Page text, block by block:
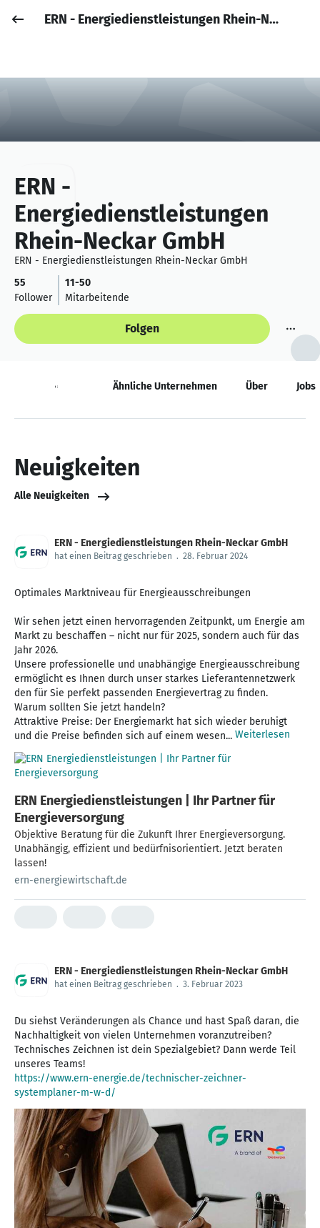
Anmelden
Job posten
ERN - Energiedienstleistungen Rhein-Neckar GmbH
ERN -
Energiedienstleistungen
Rhein-Neckar GmbH
ERN - Energiedienstleistungen Rhein-Neckar GmbH
55
Follower
11-50
Mitarbeitende
Folgen
Neuigkeiten Ähnliche Unternehmen Über Jobs
Neuigkeiten
Alle Neuigkeiten
ERN - Energiedienstleistungen Rhein-Neckar GmbH
hat einen Beitrag geschrieben . 28. Februar 2024
Optimales Marktniveau für Energieausschreibungen
Wir sehen jetzt einen hervorragenden Zeitpunkt, um Energie am
Markt zu beschaffen – nicht nur für 2025, sondern auch für das
Jahr 2026.
Unsere professionelle und unabhängige Energieausschreibung
ermöglicht es Ihnen durch unser starkes Lieferantennetzwerk
den für Sie perfekt passenden Energievertrag zu finden.
Warum sollten Sie jetzt handeln?
Attraktive Preise: Der Energiemarkt hat sich wieder beruhigt
und die Preise befinden sich auf einem wesen... Weiterlesen
ERN Energiedienstleistungen | Ihr Partner für
Energieversorgung
Objektive Beratung für die Zukunft Ihrer Energieversorgung.
Unabhängig, effizient und bedürfnisorientiert. Jetzt beraten
lassen!
ern-energiewirtschaft.de
ERN - Energiedienstleistungen Rhein-Neckar GmbH
hat einen Beitrag geschrieben . 3. Februar 2023
Du siehst Veränderungen als Chance und hast Spaß daran, die
Nachhaltigkeit von vielen Unternehmen voranzutreiben?
Technisches Zeichnen ist dein Spezialgebiet? Dann werde Teil
https://www.ern-energie.de/technischer-zeichner-
systemplaner-m-w-d/